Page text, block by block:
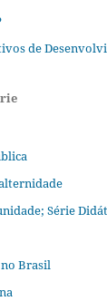
de
Série
Brasil